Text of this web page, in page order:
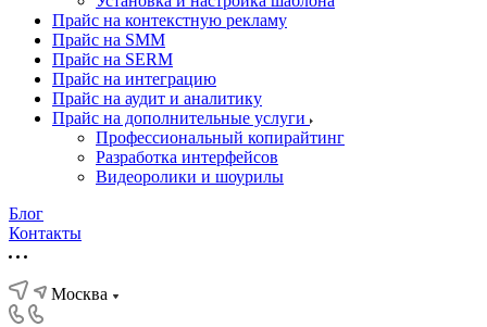
Прайс на контекстную рекламу
Прайс на SMM
Прайс на SERM
Прайс на интеграцию
Прайс на аудит и аналитику
Прайс на дополнительные услуги
Профессиональный копирайтинг
Разработка интерфейсов
Видеоролики и шоурилы
Блог
Контакты
Москва